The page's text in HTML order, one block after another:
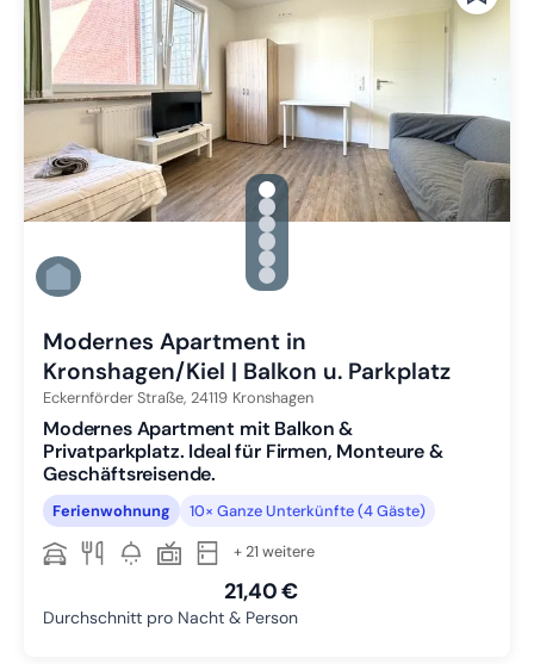
gallery.slide_selector
Zu Slide 1 wechseln
Zu Slide 2 wechseln
Zu Slide 3 wechseln
Zu Slide 4 wechseln
Zu Slide 5 wechseln
Zu Slide 6 wechseln
Modernes Apartment in
Kronshagen/Kiel | Balkon u. Parkplatz
Eckernförder Straße, 24119 Kronshagen
Modernes Apartment mit Balkon &
Privatparkplatz. Ideal für Firmen, Monteure &
Geschäftsreisende.
Ferienwohnung 10× Ganze Unterkünfte (4 Gäste)
+ 21 weitere
21,40 €
Durchschnitt pro Nacht & Person